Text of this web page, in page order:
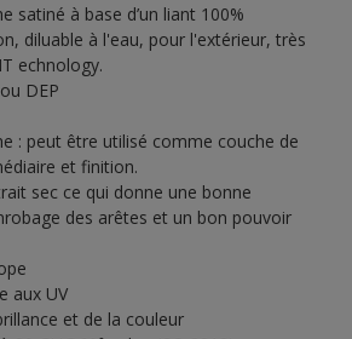
satiné à base d’un liant 100%
diluable à l'eau, pour l'extérieur, très
echnology.
DEP
: peut être utilisé comme couche de
et finition.
sec ce qui donne une bonne
des arêtes et un bon pouvoir
aux UV
et de la couleur